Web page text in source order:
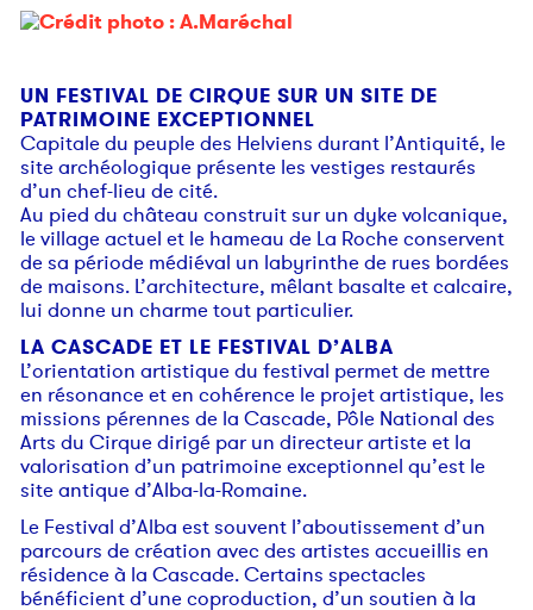
UN FESTIVAL DE CIRQUE SUR UN SITE DE
PATRIMOINE EXCEPTIONNEL
Capitale du peuple des Helviens durant l’Antiquité, le
site archéologique présente les vestiges restaurés
d’un chef-lieu de cité.
Au pied du château construit sur un dyke volcanique,
le village actuel et le hameau de La Roche conservent
de sa période médiéval un labyrinthe de rues bordées
de maisons. L’architecture, mêlant basalte et calcaire,
lui donne un charme tout particulier.
LA CASCADE ET LE FESTIVAL D’ALBA
L’orientation artistique du festival permet de mettre
en résonance et en cohérence le projet artistique, les
missions pérennes de la Cascade, Pôle National des
Arts du Cirque dirigé par un directeur artiste et la
valorisation d’un patrimoine exceptionnel qu’est le
site antique d’Alba-la-Romaine.
Le Festival d’Alba est souvent l’aboutissement d’un
parcours de création avec des artistes accueillis en
résidence à la Cascade. Certains spectacles
bénéficient d’une coproduction, d’un soutien à la